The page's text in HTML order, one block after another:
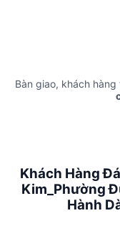
Bàn giao, khách
Khách Hàng
Kim_Phường
Hành